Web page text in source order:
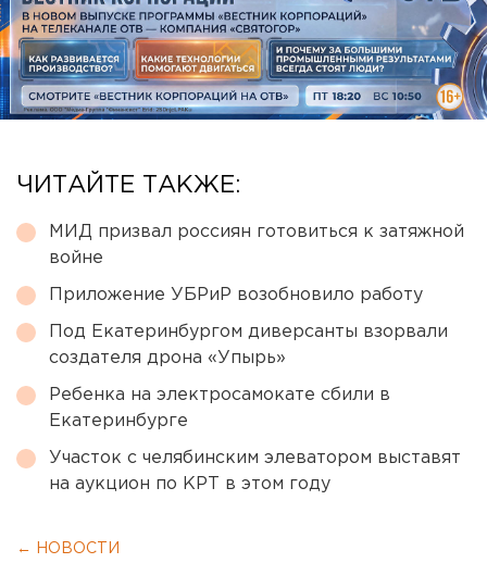
ЧИТАЙТЕ ТАКЖЕ:
МИД призвал россиян готовиться к затяжной
войне
Приложение УБРиР возобновило работу
Под Екатеринбургом диверсанты взорвали
создателя дрона «Упырь»
Ребенка на электросамокате сбили в
Екатеринбурге
Участок с челябинским элеватором выставят
на аукцион по КРТ в этом году
← НОВОСТИ